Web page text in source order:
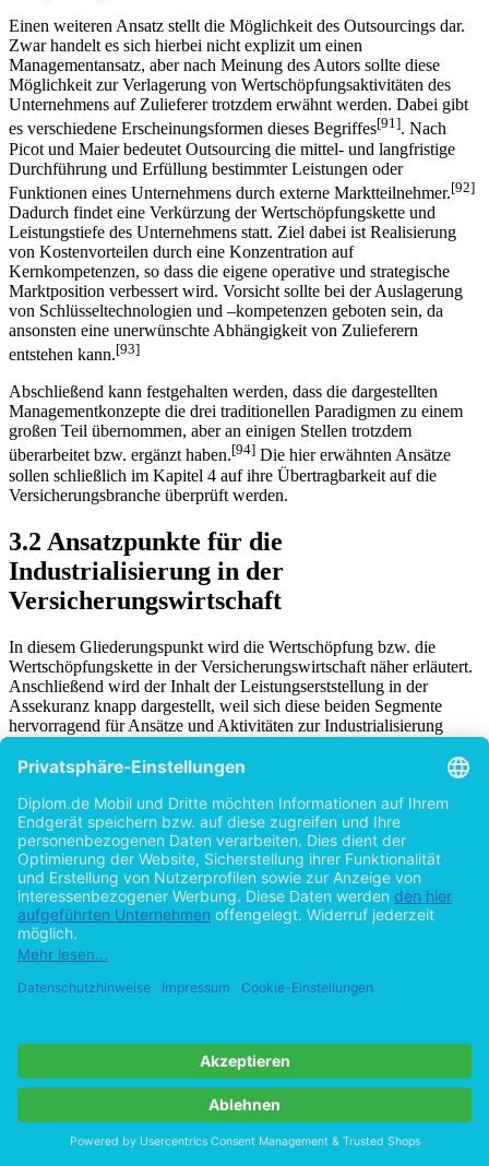
Einen weiteren Ansatz stellt die Möglichkeit des Outsourcings dar.
Zwar handelt es sich hierbei nicht explizit um einen
Managementansatz, aber nach Meinung des Autors sollte diese
Möglichkeit zur Verlagerung von Wertschöpfungsaktivitäten des
Unternehmens auf Zulieferer trotzdem erwähnt werden. Dabei gibt
es verschiedene Erscheinungsformen dieses Begriffes[91]. Nach
Picot und Maier bedeutet Outsourcing die mittel- und langfristige
Durchführung und Erfüllung bestimmter Leistungen oder
Funktionen eines Unternehmens durch externe Marktteilnehmer.[92]
Dadurch findet eine Verkürzung der Wertschöpfungskette und
Leistungstiefe des Unternehmens statt. Ziel dabei ist Realisierung
von Kostenvorteilen durch eine Konzentration auf
Kernkompetenzen, so dass die eigene operative und strategische
Marktposition verbessert wird. Vorsicht sollte bei der Auslagerung
von Schlüsseltechnologien und –kompetenzen geboten sein, da
ansonsten eine unerwünschte Abhängigkeit von Zulieferern
entstehen kann.[93]
Abschließend kann festgehalten werden, dass die dargestellten
Managementkonzepte die drei traditionellen Paradigmen zu einem
großen Teil übernommen, aber an einigen Stellen trotzdem
überarbeitet bzw. ergänzt haben.[94] Die hier erwähnten Ansätze
sollen schließlich im Kapitel 4 auf ihre Übertragbarkeit auf die
Versicherungsbranche überprüft werden.
3.2 Ansatzpunkte für die
Industrialisierung in der
Versicherungswirtschaft
In diesem Gliederungspunkt wird die Wertschöpfung bzw. die
Wertschöpfungskette in der Versicherungswirtschaft näher erläutert.
Anschließend wird der Inhalt der Leistungserststellung in der
Assekuranz knapp dargestellt, weil sich diese beiden Segmente
hervorragend für Ansätze und Aktivitäten zur Industrialisierung
Aspekte immer bezogen auf ein Erstversicherungsunternehmen.
Wertschöpfung eines Versicherers
„Die betriebliche Wertschöpfung eines Versicherungsunternehmens
ergibt sich aus dem um die Vorleistungen verminderten Gesamtwert,
den der Versicherer für seine Abnehmer schafft, zusammen mit der
Gewinnspanne.“[95]Diese ist das Ergebnis der
Unternehmenszielsetzung, so dass durch Transformation von Gütern
schlussendlich hochgradigere Güter entstehen. Die Wertschöpfung
eines Versicherungsunternehmens lässt sich nach einer direkten
(Additionsverfahren) oder indirekten Methode
Nutzung eines Netto- oder Brutto-Prinzips möglich (siehe hierzu die
eines Erstversicherers untergliedert
verschiedener Wertschöpfungsaktivitäten angesehen werden. Zu den